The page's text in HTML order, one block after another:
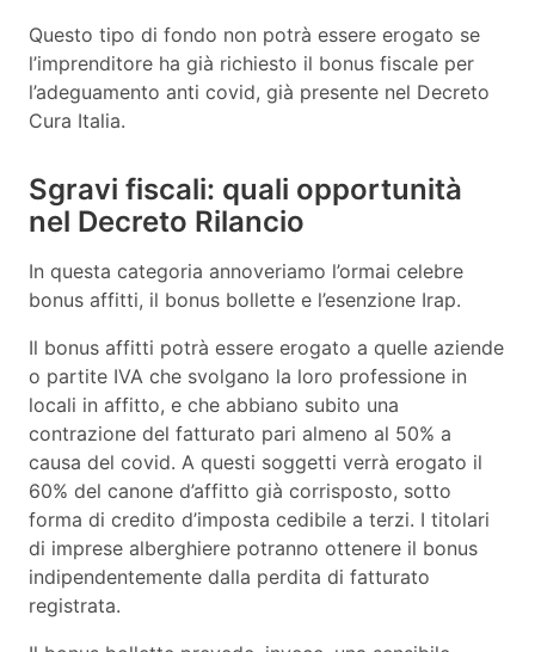
Questo tipo di fondo non potrà essere erogato se
l’imprenditore ha già richiesto il bonus fiscale per
l’adeguamento anti covid, già presente nel Decreto
Cura Italia.
Sgravi fiscali: quali opportunità
nel Decreto Rilancio
In questa categoria annoveriamo l’ormai celebre
bonus affitti, il bonus bollette e l’esenzione Irap.
Il bonus affitti potrà essere erogato a quelle aziende
o partite IVA che svolgano la loro professione in
locali in affitto, e che abbiano subito una
contrazione del fatturato pari almeno al 50% a
causa del covid. A questi soggetti verrà erogato il
60% del canone d’affitto già corrisposto, sotto
forma di credito d’imposta cedibile a terzi. I titolari
di imprese alberghiere potranno ottenere il bonus
indipendentemente dalla perdita di fatturato
registrata.